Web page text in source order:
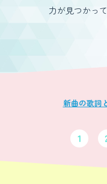
力が見つかっ
新曲の歌詞
1